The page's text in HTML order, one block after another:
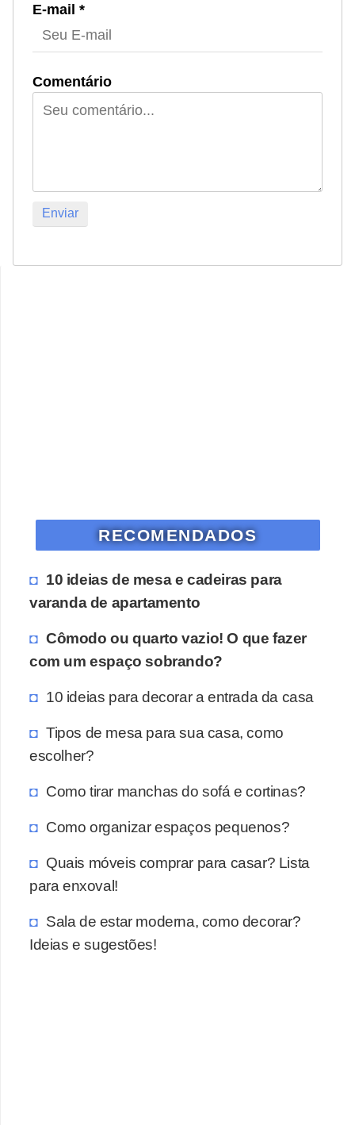
E-mail *
Comentário
RECOMENDADOS
10 ideias de mesa e cadeiras para
varanda de apartamento
Cômodo ou quarto vazio! O que fazer
com um espaço sobrando?
10 ideias para decorar a entrada da casa
Tipos de mesa para sua casa, como
escolher?
Como tirar manchas do sofá e cortinas?
Como organizar espaços pequenos?
Quais móveis comprar para casar? Lista
para enxoval!
Sala de estar moderna, como decorar?
Ideias e sugestões!